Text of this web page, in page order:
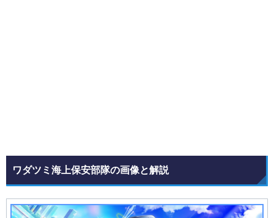
ワダツミ海上保安部隊の画像と解説